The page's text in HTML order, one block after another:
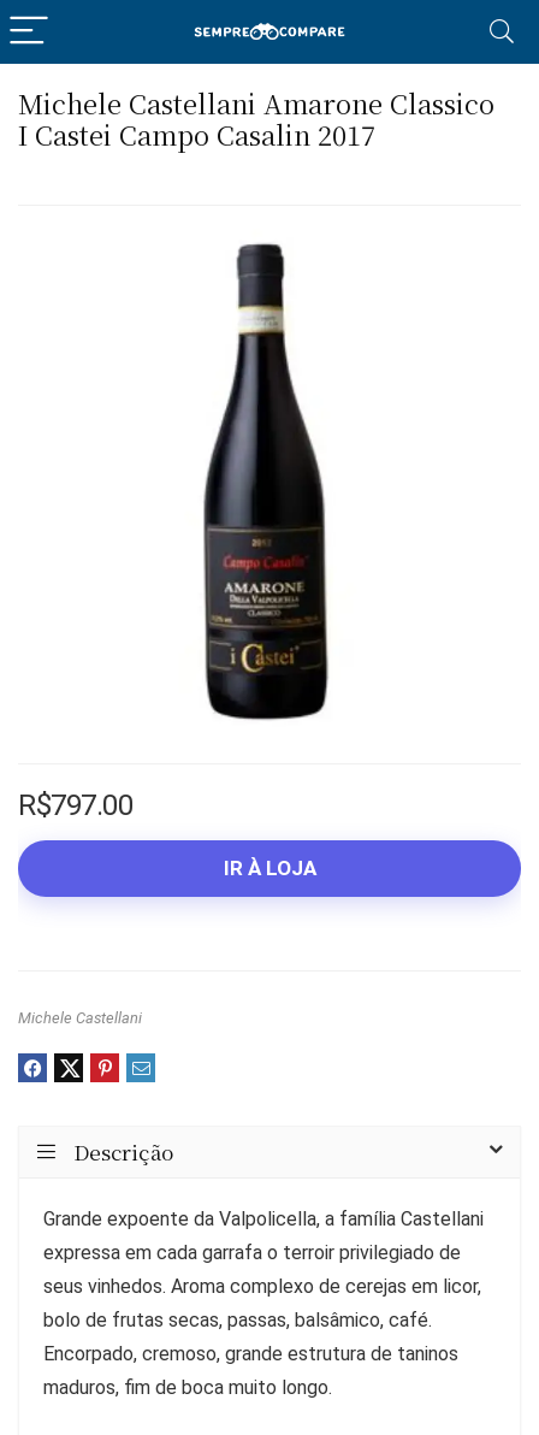
Michele Castellani Amarone Classico
I Castei Campo Casalin 2017
R$797.00
IR À LOJA
Michele Castellani
Descrição
Grande expoente da Valpolicella, a família Castellani
expressa em cada garrafa o terroir privilegiado de
seus vinhedos. Aroma complexo de cerejas em licor,
bolo de frutas secas, passas, balsâmico, café.
Encorpado, cremoso, grande estrutura de taninos
maduros, fim de boca muito longo.